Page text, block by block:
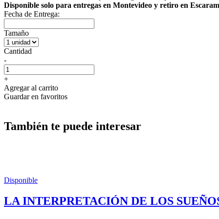
Disponible solo para entregas en Montevideo y retiro en
Fecha de Entrega:
Tamaño
Cantidad
-
+
Agregar al carrito
Guardar en favoritos
También te puede interesar
Disponible
LA INTERPRETACIÓN DE LOS